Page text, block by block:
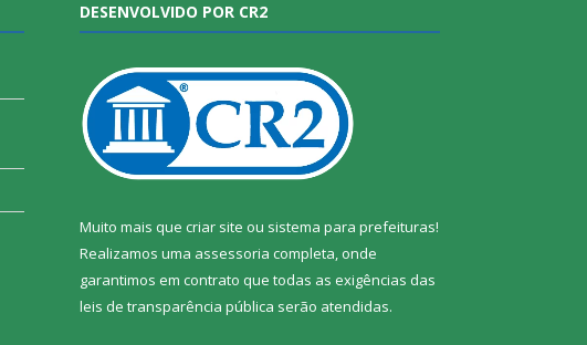
DESENVOLVIDO POR CR2
Muito mais que criar site ou sistema para prefeituras!
Realizamos uma assessoria completa, onde
garantimos em contrato que todas as exigências das
leis de transparência pública serão atendidas.